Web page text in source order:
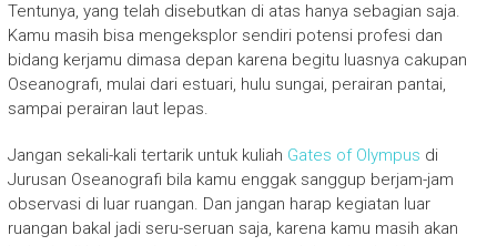
Tentunya, yang telah disebutkan di atas hanya sebagian saja.
Kamu masih bisa mengeksplor sendiri potensi profesi dan
bidang kerjamu dimasa depan karena begitu luasnya cakupan
Oseanografi, mulai dari estuari, hulu sungai, perairan pantai,
sampai perairan laut lepas.
Jangan sekali-kali tertarik untuk kuliah Gates of Olympus di
Jurusan Oseanografi bila kamu enggak sanggup berjam-jam
observasi di luar ruangan. Dan jangan harap kegiatan luar
ruangan bakal jadi seru-seruan saja, karena kamu masih akan